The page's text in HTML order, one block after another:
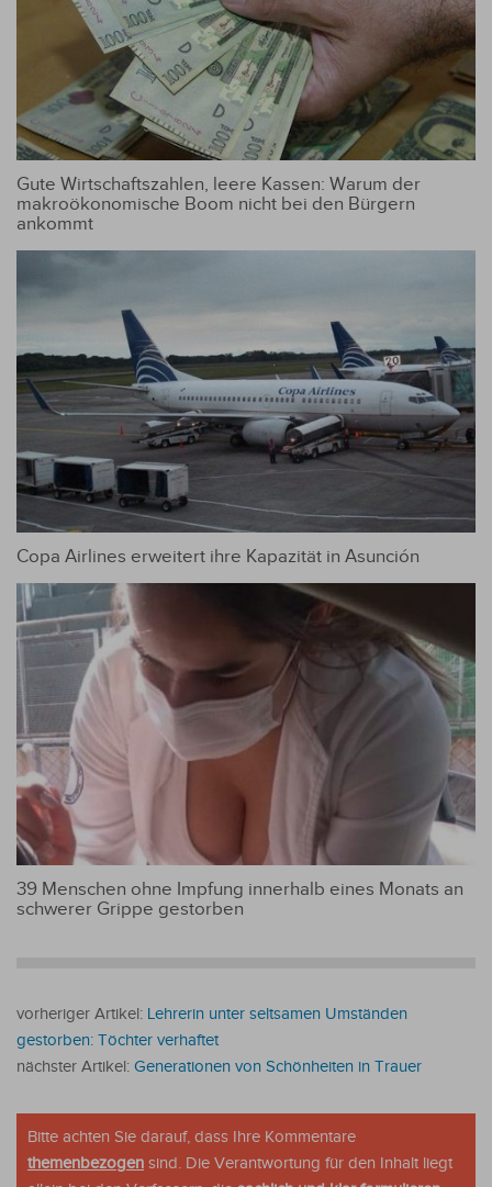
Gute Wirtschaftszahlen, leere Kassen: Warum der
makroökonomische Boom nicht bei den Bürgern
ankommt
Copa Airlines erweitert ihre Kapazität in Asunción
39 Menschen ohne Impfung innerhalb eines Monats an
schwerer Grippe gestorben
vorheriger Artikel: Lehrerin unter seltsamen Umständen
gestorben: Töchter verhaftet
nächster Artikel: Generationen von Schönheiten in Trauer
Bitte achten Sie darauf, dass Ihre Kommentare
themenbezogen sind. Die Verantwortung für den Inhalt liegt